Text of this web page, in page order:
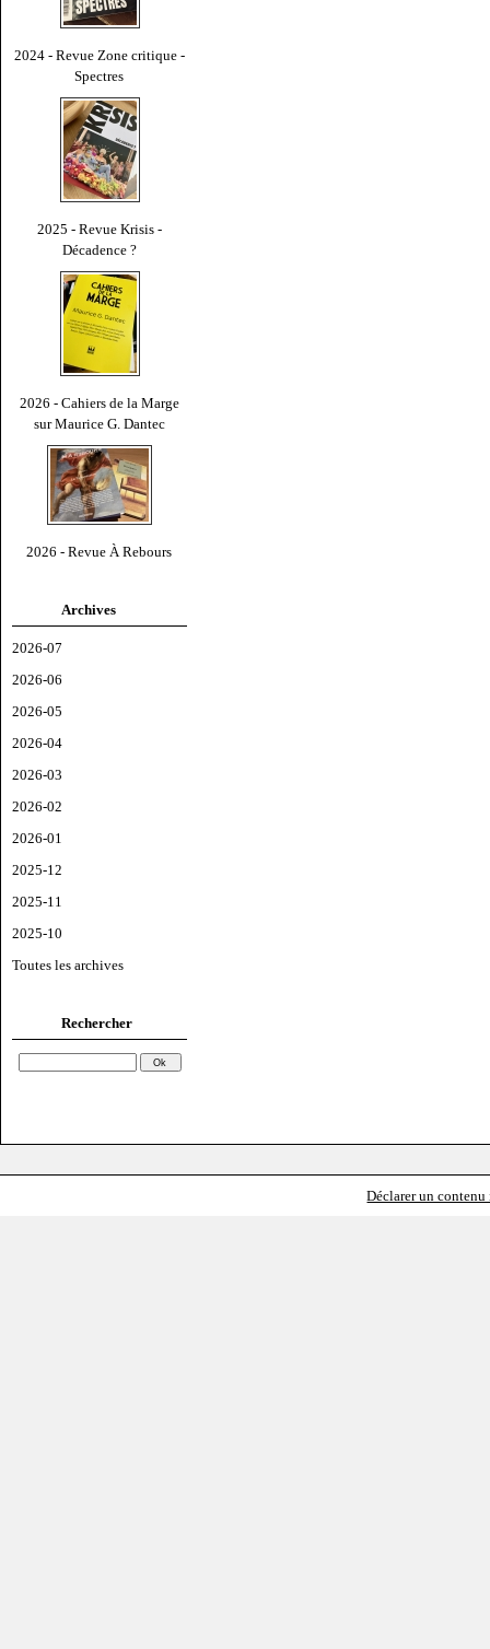
2024 - Revue Zone critique -
Spectres
2025 - Revue Krisis -
Décadence ?
2026 - Cahiers de la Marge
sur Maurice G. Dantec
2026 - Revue À Rebours
Archives
2026-07
2026-06
2026-05
2026-04
2026-03
2026-02
2026-01
2025-12
2025-11
2025-10
Toutes les archives
Rechercher
Déclarer un